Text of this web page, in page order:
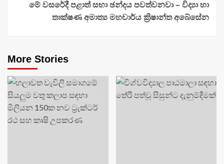
මේ වසරේදී පළාත් සභා ඡන්දය පවත්වනවා – විද්‍යා හා
තාක්ෂණ අමාත්‍ය මහචාර්ය ක්‍රිෂාන්ත අබේසේන
More Stories